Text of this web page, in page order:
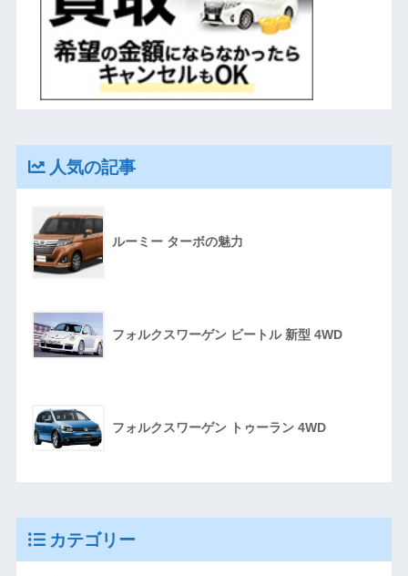
人気の記事
ルーミー ターボの魅力
フォルクスワーゲン ビートル 新型 4WD
フォルクスワーゲン トゥーラン 4WD
カテゴリー